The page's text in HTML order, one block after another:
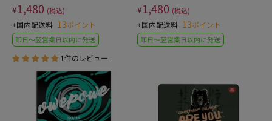
¥1,480 (税込)
+国内配送料 13ポイント
即日〜翌営業日以内に発送
1件のレビュー
¥1,480 (税込)
+国内配送料 13ポイント
即日〜翌営業日以内に発送